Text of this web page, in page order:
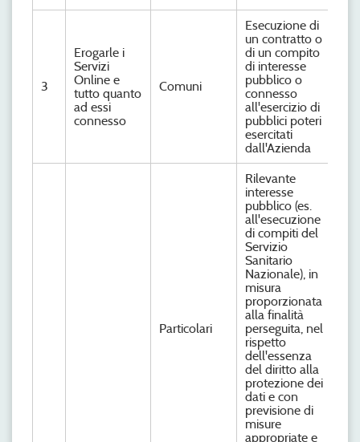
3
Erogarle i
Servizi
Online e
tutto quanto
ad essi
connesso
Comuni
Esecuzione di
un contratto o
di un compito
di interesse
pubblico o
connesso
all'esercizio di
pubblici poteri
esercitati
dall'Azienda
Particolari
Rilevante
interesse
pubblico (es.
all'esecuzione
di compiti del
Servizio
Sanitario
Nazionale), in
misura
proporzionata
alla finalità
perseguita, nel
rispetto
dell'essenza
del diritto alla
protezione dei
dati e con
previsione di
misure
appropriate e